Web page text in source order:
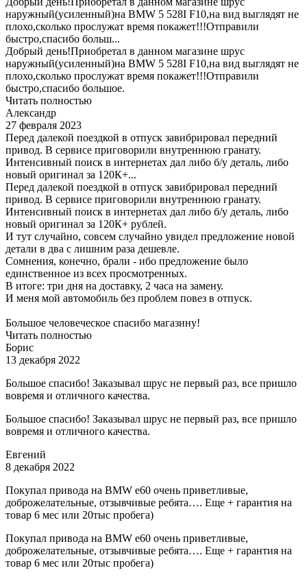
наружный(усиленный)на BMW 5 528I F10,на вид выглядят не
плохо,сколько прослужат время покажет!!!Отправили
быстро,спасибо больш...
Добрый день!Приобретал в данном магазине шрус
наружный(усиленный)на BMW 5 528I F10,на вид выглядят не
плохо,сколько прослужат время покажет!!!Отправили
быстро,спасибо большое.
Читать полностью
Александр
27 февраля 2023
Перед далекой поездкой в отпуск завибрировал передний
привод. В сервисе приговорили внутреннюю гранату.
Интенсивный поиск в интернетах дал либо б/у деталь, либо
новый оригинал за 120К+...
Перед далекой поездкой в отпуск завибрировал передний
привод. В сервисе приговорили внутреннюю гранату.
Интенсивный поиск в интернетах дал либо б/у деталь, либо
новый оригинал за 120К+ рублей.
И тут случайно, совсем случайно увидел предложение новой
детали в два с лишним раза дешевле.
Сомнения, конечно, брали - ибо предложение было
единственное из всех просмотренных.
В итоге: три дня на доставку, 2 часа на замену.
И меня мой автомобиль без проблем повез в отпуск.
Большое человеческое спасибо магазину!
Читать полностью
Борис
13 декабря 2022
Большое спасибо! Заказывал шрус не первый раз, все пришло
вовремя и отличного качества.
Большое спасибо! Заказывал шрус не первый раз, все пришло
вовремя и отличного качества.
Евгений
8 декабря 2022
Покупал привода на BMW e60 очень приветливые,
доброжелательные, отзывчивые ребята…. Еще + гарантия на
товар 6 мес или 20тыс пробега)
Покупал привода на BMW e60 очень приветливые,
доброжелательные, отзывчивые ребята…. Еще + гарантия на
товар 6 мес или 20тыс пробега)